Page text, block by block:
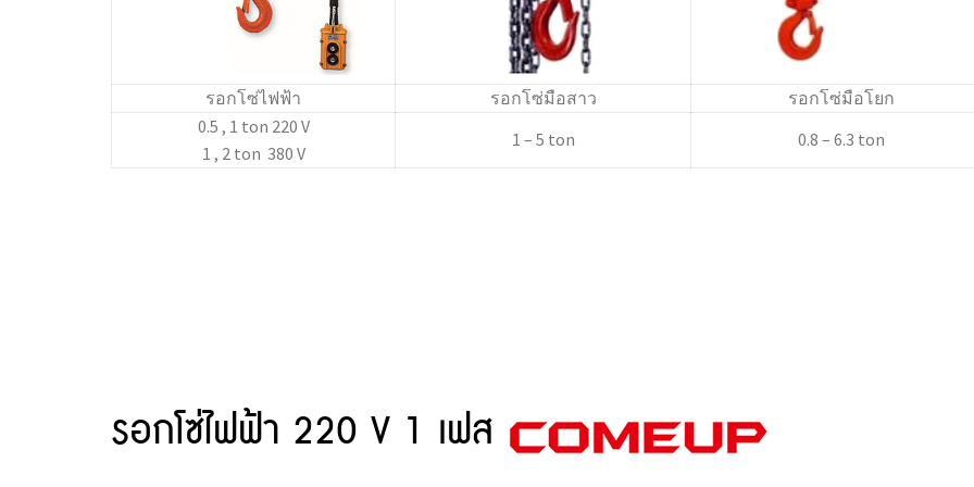
รอกโซ่ไฟฟ้า รอกโซ่มือสาว
รอกโซ่มือโยก
0.5 , 1 ton 220 V
1 , 2 ton 380 V
1 – 5 ton 0.8 – 6.3 ton
รอกโซ่ไฟฟ้า 220 V 1 เฟส